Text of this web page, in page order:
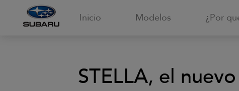
Inicio Modelos ¿Por
STELLA, el